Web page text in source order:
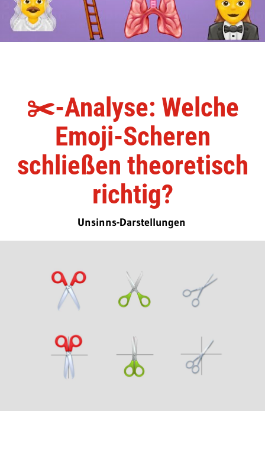
✂️-Analyse: Welche
Emoji-Scheren
schließen theoretisch
richtig?
Unsinns-Darstellungen